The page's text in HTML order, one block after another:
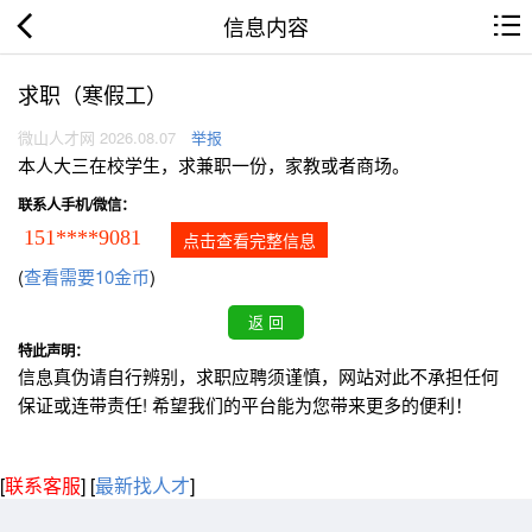
信息内容
求职（寒假工）
微山人才网 2026.08.07 举报
本人大三在校学生，求兼职一份，家教或者商场。
联系人手机/微信：
151****9081 点击查看完整信息
(查看需要10金币)
特此声明：
信息真伪请自行辨别，求职应聘须谨慎，网站对此不承担任何
保证或连带责任! 希望我们的平台能为您带来更多的便利！
[联系客服] [最新找人才]